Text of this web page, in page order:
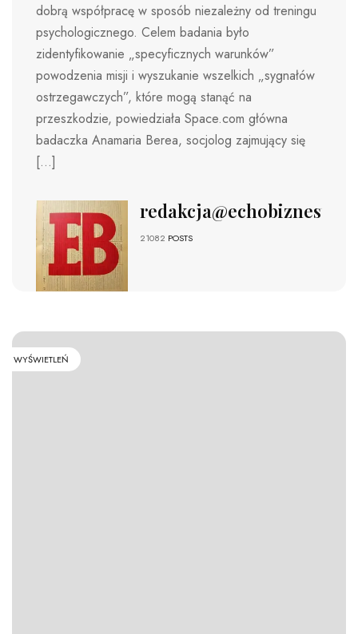
dobrą współpracę w sposób niezależny od treningu
psychologicznego. Celem badania było
zidentyfikowanie „specyficznych warunków”
powodzenia misji i wyszukanie wszelkich „sygnałów
ostrzegawczych”, które mogą stanąć na
przeszkodzie, powiedziała Space.com główna
badaczka Anamaria Berea, socjolog zajmujący się
[…]
redakcja@echobiznesu.pl
21082 POSTS
WYŚWIETLEŃ